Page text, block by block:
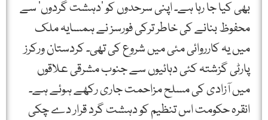
بھی کیا جا رہا ہے۔ اپنی سرحدوں کو ’دہشت گردوں‘ سے
محفوظ بنانے کی خاطر ترکی فورسز نے ہمسایہ ملک
میں یہ کارروائی مئی میں شروع کی تھی۔ کردستان ورکرز
پارٹی گزشتہ کئی دہائیوں سے جنوب مشرقی علاقوں
میں آزادی کی مسلح مزاحمت جاری رکھے ہوئے ہے۔
انقرہ حکومت اس تنظیم کو دہشت گرد قرار دے چکی